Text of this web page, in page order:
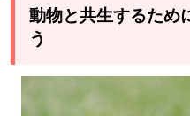
動物と共生するため
う